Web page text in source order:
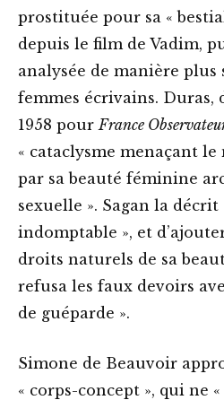
prostituée pour sa «
depuis le film de Vadim,
analysée de manière plus
femmes écrivains. Duras,
1958 pour France
« cataclysme menaçant le
par sa beauté féminine
sexuelle ». Sagan la
indomptable », et
droits naturels de sa
refusa les faux devoirs
de guéparde ».
Simone de Beauvoir
« corps-concept », qui ne